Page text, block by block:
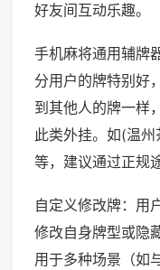
好友间互动乐趣。
手机麻将通用辅牌
分用户的牌特别好
到其他人的牌一样
此类外挂。如(温
等，建议通过正规
自定义修改牌：用
修改自身牌型或隐
用于多种场景（如